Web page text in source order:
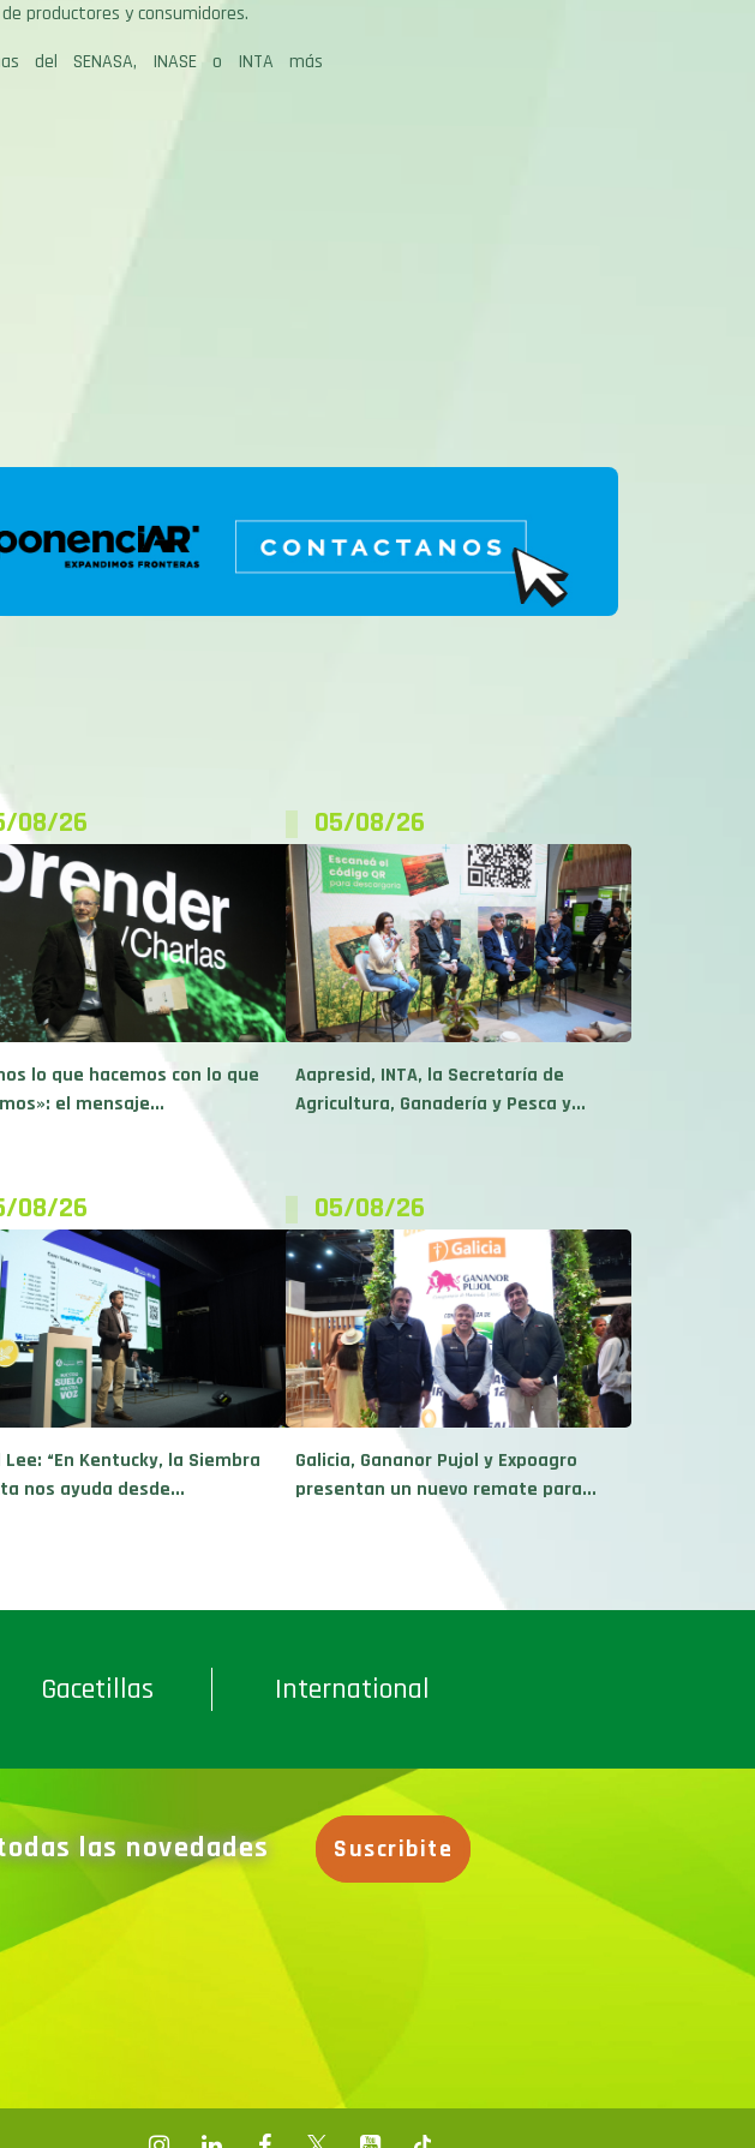
productores y consumidores.
del SENASA, INASE o INTA más
08/26
lo que hacemos con lo que
el mensaje...
05/08/26
Aapresid, INTA, la Secretaría de
Agricultura, Ganadería y Pesca y...
08/26
Lee: “En Kentucky, la Siembra
nos ayuda desde...
05/08/26
Galicia, Gananor Pujol y Expoagro
presentan un nuevo remate para...
Gacetillas International
las novedades Suscribite